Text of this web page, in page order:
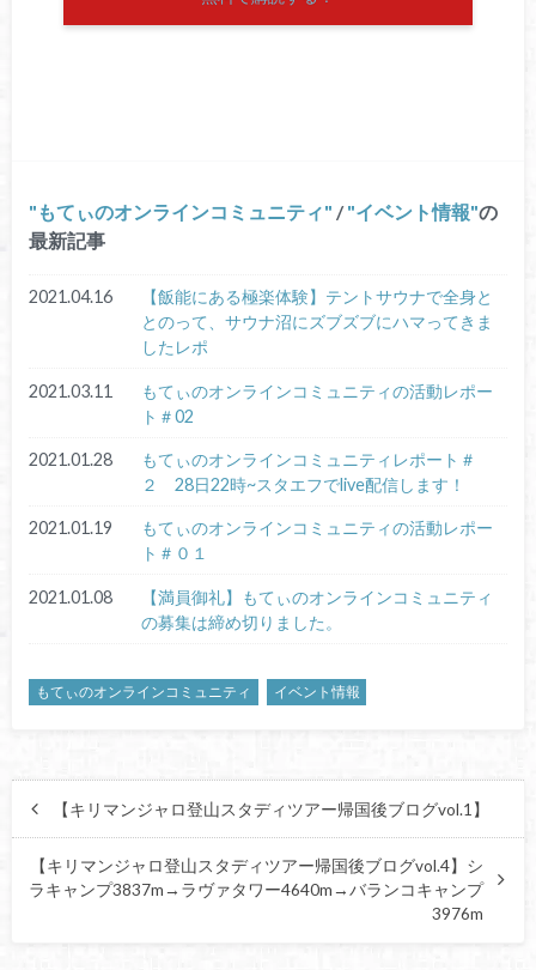
もてぃのオンラインコミュニティ / イベント情報 の
最新記事
2021.04.16
【飯能にある極楽体験】テントサウナで全身と
とのって、サウナ沼にズブズブにハマってきま
したレポ
2021.03.11
もてぃのオンラインコミュニティの活動レポー
ト＃02
2021.01.28
もてぃのオンラインコミュニティレポート＃
２ 28日22時~スタエフでlive配信します！
2021.01.19
もてぃのオンラインコミュニティの活動レポー
ト＃０１
2021.01.08
【満員御礼】もてぃのオンラインコミュニティ
の募集は締め切りました。
もてぃのオンラインコミュニティ イベント情報
【キリマンジャロ登山スタディツアー帰国後ブログvol.1】
【キリマンジャロ登山スタディツアー帰国後ブログvol.4】シ
ラキャンプ3837m→ラヴァタワー4640m→バランコキャンプ
3976m